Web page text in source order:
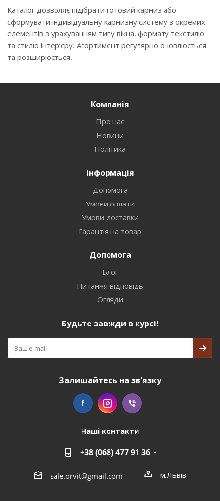
Каталог дозволяє підібрати готовий карниз або
сформувати індивідуальну карнизну систему з окремих
елементів з урахуванням типу вікна, формату текстилю
та стилю інтер’єру. Асортимент регулярно оновлюється
та розширюється.
Компанія
Про нас
Новини
Політика
Інформація
Допомога
Умови оплати
Умови доставки
Гарантія на товар
Допомога
Блог
Питання-відповідь
Огляди
Будьте завжди в курсі!
Залишайтесь на зв'язку
Наші контакти
+38 (068) 477 91 36
sale.orvit@gmail.com м.Львів